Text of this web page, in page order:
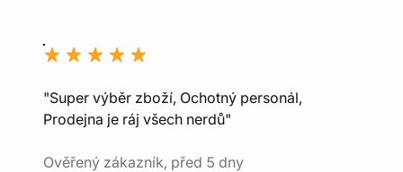
"Super výběr zboží, Ochotný personál,
Prodejna je ráj všech nerdů"
Ověřený zákazník, před 5 dny